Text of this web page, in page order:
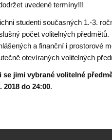
uvedené termíny!!!
studenti současných 1.-3.
počet volitelných
a finanční i prostorové
otevíraných volitelných
jimi vybrané volitelné
2018 do 24:00.